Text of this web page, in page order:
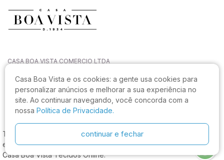
Casa Boa Vista e os cookies: a gente usa cookies para
personalizar anúncios e melhorar a sua experiência no
site. Ao continuar navegando, você concorda com a
nossa Política de Privacidade.
continuar e fechar
CASA BOA VISTA COMERCIO LTDA
Rua João Sampaio da Silva, 144, Capoeiras
CEP: 88090-820, Florianópolis - SC
Não realizamos atendimento neste endereço.
Tecido Crepe Silk Vermelho, os melhores preços e condições,
estamos com muitas categorias do site em promoção! Confira
Casa Boa Vista Tecidos Online.